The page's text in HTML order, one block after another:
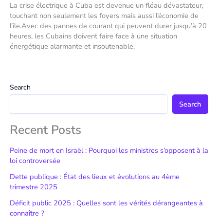
La crise électrique à Cuba est devenue un fléau dévastateur,
touchant non seulement les foyers mais aussi l’économie de
l’île.Avec des pannes de courant qui peuvent durer jusqu’à 20
heures, les Cubains doivent faire face à une situation
énergétique alarmante et insoutenable.
Search
Search
Recent Posts
Peine de mort en Israël : Pourquoi les ministres s’opposent à la
loi controversée
Dette publique : État des lieux et évolutions au 4ème
trimestre 2025
Déficit public 2025 : Quelles sont les vérités dérangeantes à
connaître ?